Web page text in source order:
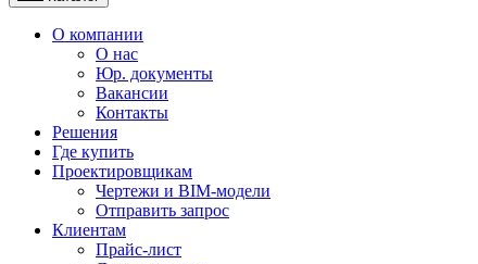
О компании
О нас
Юр. документы
Вакансии
Контакты
Решения
Где купить
Проектировщикам
Чертежи и BIM-модели
Отправить запрос
Клиентам
Прайс-лист